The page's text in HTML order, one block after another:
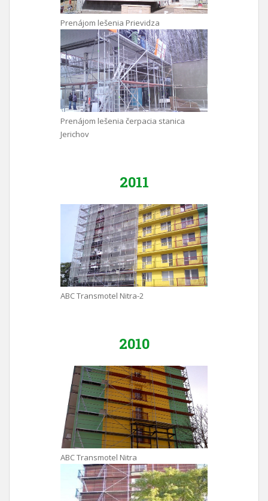
Prenájom lešenia Prievidza
Prenájom lešenia čerpacia stanica
Jerichov
2011
ABC Transmotel Nitra-2
2010
ABC Transmotel Nitra